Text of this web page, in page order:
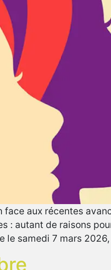
aux récentes
: autant de raisons
samedi 7 mars